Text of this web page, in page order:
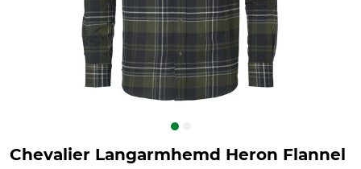
Chevalier Langarmhemd Heron Flannel